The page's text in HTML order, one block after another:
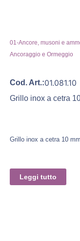
01-Ancore, musoni e
Ancoraggio e Ormeggio
Cod. Art.:01.081.10
Grillo inox a cetra
Grillo inox a cetra 10 mm
Leggi tutto